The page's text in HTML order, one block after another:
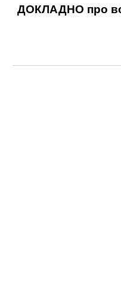
ДОКЛАДНО про